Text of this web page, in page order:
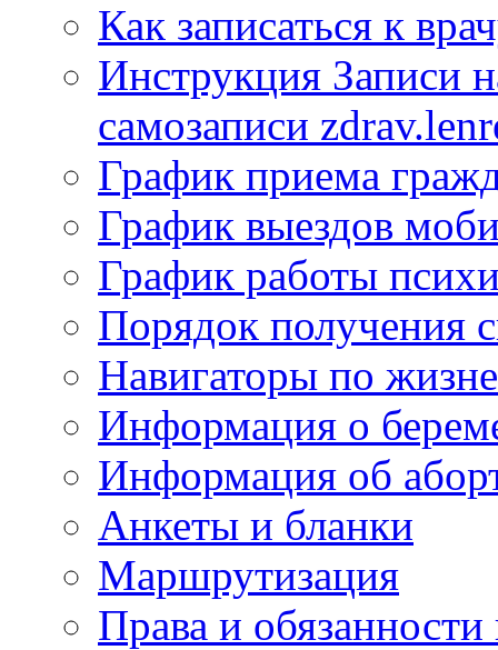
Как записаться к
Инструкция Записи
самозаписи
График приема
График выездов
График работы
Порядок получения
Навигаторы по
Информация о
Информация об
Анкеты и бланки
Маршрутизация
Права и